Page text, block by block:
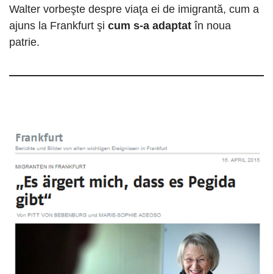
Walter vorbeşte despre viaţa ei de imigrantă, cum a
ajuns la Frankfurt şi cum s-a adaptat în noua
patrie.